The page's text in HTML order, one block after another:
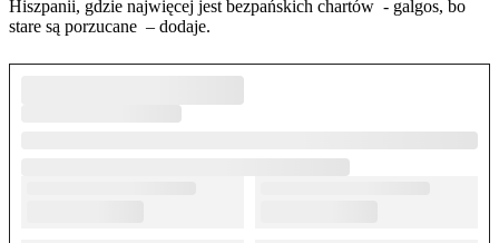
Hiszpanii, gdzie najwięcej jest bezpańskich chartów - galgos, bo
stare są porzucane – dodaje.